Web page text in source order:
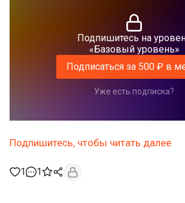
Подпишитесь на
«Базовый уровень»
Подписаться за 500 ₽ в
Уже есть подписка?
Подпишитесь, чтобы читать далее
1 1